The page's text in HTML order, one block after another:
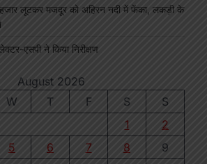
लूटकर मजदूर को अहिरन नदी में फेंका, लकड़ी के
एसपी ने किया निरीक्षण
August 2026
W T F S
S
1
2
5 6 7 8
9